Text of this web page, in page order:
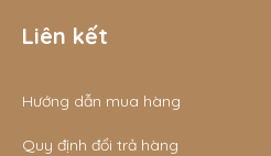
Liên kết
Hướng dẫn mua hàng
Quy định đổi trả hàng